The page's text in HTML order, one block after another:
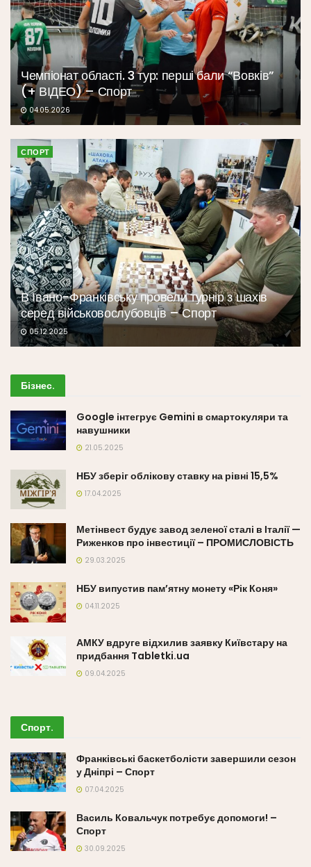
Чемпіонат області. 3 тур: перші бали “Вовків”
(+ ВІДЕО) – Спорт
04.05.2026
СПОРТ
В Івано-Франківську провели турнір з шахів
серед військовослубовців – Спорт
05.12.2025
Бізнес.
Google інтегрує Gemini в смартокуляри та
навушники
21.05.2025
НБУ зберіг облікову ставку на рівні 15,5%
17.04.2025
Метінвест будує завод зеленої сталі в Італії —
Риженков про інвестиції – ПРОМИСЛОВІСТЬ
29.03.2025
НБУ випустив пам’ятну монету «Рік Коня»
04.11.2025
АМКУ вдруге відхилив заявку Київстару на
придбання Tabletki.ua
09.04.2025
Спорт.
Франківські баскетболісти завершили сезон
у Дніпрі – Спорт
07.04.2025
Василь Ковальчук потребує допомоги! –
Спорт
30.09.2025